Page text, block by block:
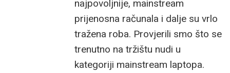
najpovoljnije, mainstream
prijenosna računala i dalje su vrlo
tražena roba. Provjerili smo što se
trenutno na tržištu nudi u
kategoriji mainstream laptopa.